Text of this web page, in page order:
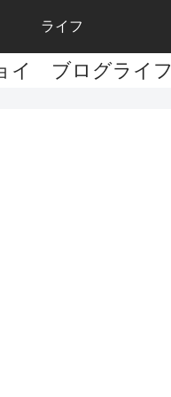
イ ブログライフ
ライフ